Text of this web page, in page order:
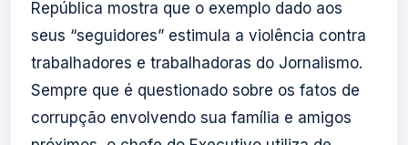
República mostra que o exemplo dado aos
seus “seguidores” estimula a violência contra
trabalhadores e trabalhadoras do Jornalismo.
Sempre que é questionado sobre os fatos de
corrupção envolvendo sua família e amigos